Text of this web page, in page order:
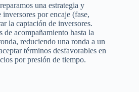
una estrategia y
por encaje (fase,
la captación de inversores.
de acompañamiento hasta la
reduciendo una ronda a un
términos desfavorables en
por presión de tiempo.